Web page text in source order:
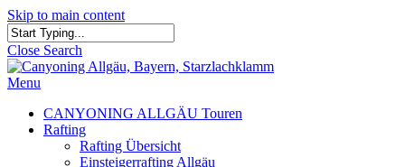
Skip to main content
Close Search
Menu
CANYONING ALLGÄU Touren
Rafting
Rafting Übersicht
Einsteigerrafting Allgäu